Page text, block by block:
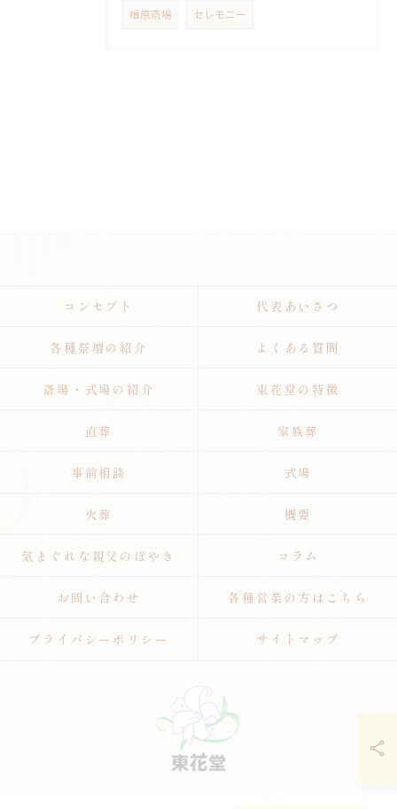
楢原斎場 セレモニー
コンセプト 代表あいさつ
各種祭壇の紹介 よくある質問
斎場・式場の紹介 東花堂の特徴
直葬 家族葬
事前相談 式場
火葬 概要
気まぐれな親父のぼやき コラム
お問い合わせ 各種営業の方はこちら
プライバシーポリシー サイトマップ